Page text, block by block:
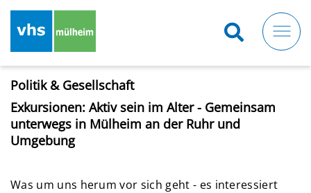
Politik & Gesellschaft
Exkursionen: Aktiv sein im Alter - Gemeinsam
unterwegs in Mülheim an der Ruhr und
Umgebung
Was um uns herum vor sich geht - es interessiert